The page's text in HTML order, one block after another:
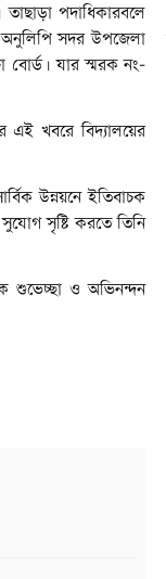
পদাধিকারবলে
অনুলিপি সদর উপজেলা
বোর্ড। যার স্মরক নং-
এই খবরে বিদ্যালয়ের
উন্নয়নে ইতিবাচক
সৃষ্টি করতে তিনি
শুভেচ্ছা ও অভিনন্দন